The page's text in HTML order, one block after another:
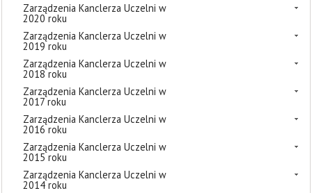
Zarządzenia Kanclerza Uczelni w
2020 roku
Zarządzenia Kanclerza Uczelni w
2019 roku
Zarządzenia Kanclerza Uczelni w
2018 roku
Zarządzenia Kanclerza Uczelni w
2017 roku
Zarządzenia Kanclerza Uczelni w
2016 roku
Zarządzenia Kanclerza Uczelni w
2015 roku
Zarządzenia Kanclerza Uczelni w
2014 roku